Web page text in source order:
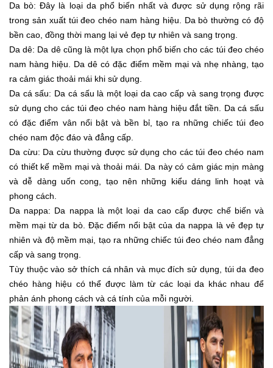
Da bò: Đây là loại da phổ biến nhất và được sử dụng rộng rãi
trong sản xuất túi đeo chéo nam hàng hiệu. Da bò thường có độ
bền cao, đồng thời mang lại vẻ đẹp tự nhiên và sang trọng.
Da dê: Da dê cũng là một lựa chọn phổ biến cho các túi đeo chéo
nam hàng hiệu. Da dê có đặc điểm mềm mại và nhẹ nhàng, tạo
ra cảm giác thoải mái khi sử dụng.
Da cá sấu: Da cá sấu là một loại da cao cấp và sang trọng được
sử dụng cho các túi đeo chéo nam hàng hiệu đắt tiền. Da cá sấu
có đặc điểm vân nổi bật và bền bỉ, tạo ra những chiếc túi đeo
chéo nam độc đáo và đẳng cấp.
Da cừu: Da cừu thường được sử dụng cho các túi đeo chéo nam
có thiết kế mềm mại và thoải mái. Da này có cảm giác mịn màng
và dễ dàng uốn cong, tạo nên những kiểu dáng linh hoạt và
phong cách.
Da nappa: Da nappa là một loại da cao cấp được chế biến và
mềm mại từ da bò. Đặc điểm nổi bật của da nappa là vẻ đẹp tự
nhiên và độ mềm mại, tạo ra những chiếc túi đeo chéo nam đẳng
cấp và sang trọng.
Tùy thuộc vào sở thích cá nhân và mục đích sử dụng, túi da đeo
chéo hàng hiệu có thể được làm từ các loại da khác nhau để
phản ánh phong cách và cá tính của mỗi người.